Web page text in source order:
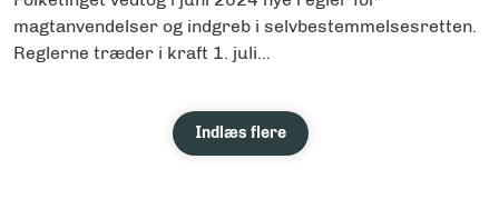
magtanvendelser og indgreb i selvbestemmelsesretten.
Reglerne træder i kraft 1. juli...
Indlæs flere